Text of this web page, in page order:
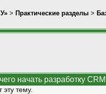
> Практические разделы >
начать разработку
тему.